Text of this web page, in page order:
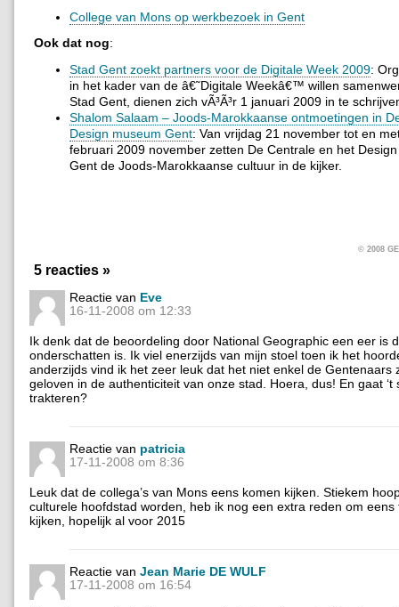
College van Mons op werkbezoek in Gent
Ook dat nog:
Stad Gent zoekt partners voor de Digitale Week 2009:
in het kader van de â€˜Digitale Weekâ€™ willen
Stad Gent, dienen zich vÃ³Ã³r 1 januari 2009 in te
Shalom Salaam – Joods-Marokkaanse ontmoetingen in
Design museum Gent: Van vrijdag 21 november tot en
februari 2009 november zetten De Centrale en het
Gent de Joods-Marokkaanse cultuur in de kijker.
© 2008
5 reacties »
Reactie van Eve
16-11-2008 om 12:33
Ik denk dat de beoordeling door National Geographic een eer is
onderschatten is. Ik viel enerzijds van mijn stoel toen ik het
anderzijds vind ik het zeer leuk dat het niet enkel de Gentenaars
geloven in de authenticiteit van onze stad. Hoera, dus! En gaat ‘t
trakteren?
Reactie van patricia
17-11-2008 om 8:36
Leuk dat de collega’s van Mons eens komen kijken. Stiekem
culturele hoofdstad worden, heb ik nog een extra reden om eens
kijken, hopelijk al voor 2015
Reactie van Jean Marie DE WULF
17-11-2008 om 16:54